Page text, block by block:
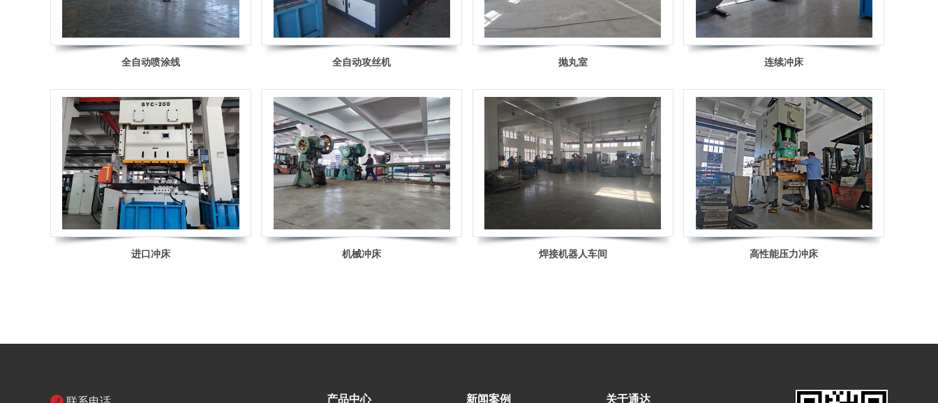
全自动喷涂线 全自动攻丝机 抛丸室 连续冲床
进口冲床 机械冲床 焊接机器人车间 高性能压力冲床
产品中心 新闻案例 关于通达